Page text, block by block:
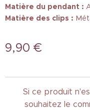
Matière du pendant :
Matière des clips :
9,90 €
Si ce produit
souhaitez le